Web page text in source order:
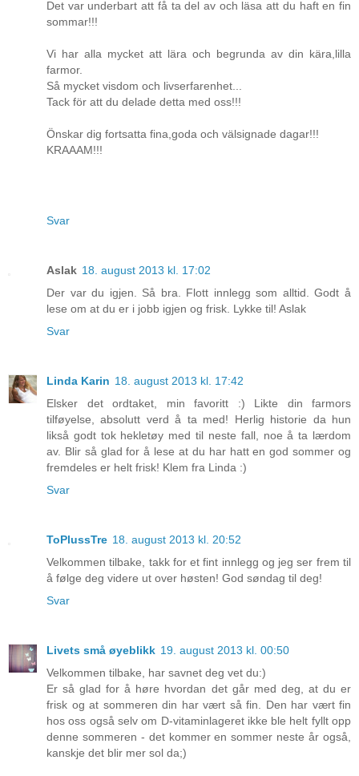
Det var underbart att få ta del av och läsa att du haft en fin
sommar!!!
Vi har alla mycket att lära och begrunda av din kära,lilla
farmor.
Så mycket visdom och livserfarenhet...
Tack för att du delade detta med oss!!!
Önskar dig fortsatta fina,goda och välsignade dagar!!!
KRAAAM!!!
Svar
Aslak 18. august 2013 kl. 17:02
Der var du igjen. Så bra. Flott innlegg som alltid. Godt å
lese om at du er i jobb igjen og frisk. Lykke til! Aslak
Svar
Linda Karin 18. august 2013 kl. 17:42
Elsker det ordtaket, min favoritt :) Likte din farmors
tilføyelse, absolutt verd å ta med! Herlig historie da hun
likså godt tok hekletøy med til neste fall, noe å ta lærdom
av. Blir så glad for å lese at du har hatt en god sommer og
fremdeles er helt frisk! Klem fra Linda :)
Svar
ToPlussTre 18. august 2013 kl. 20:52
Velkommen tilbake, takk for et fint innlegg og jeg ser frem til
å følge deg videre ut over høsten! God søndag til deg!
Svar
Livets små øyeblikk 19. august 2013 kl. 00:50
Velkommen tilbake, har savnet deg vet du:)
Er så glad for å høre hvordan det går med deg, at du er
frisk og at sommeren din har vært så fin. Den har vært fin
hos oss også selv om D-vitaminlageret ikke ble helt fyllt opp
denne sommeren - det kommer en sommer neste år også,
kanskje det blir mer sol da;)